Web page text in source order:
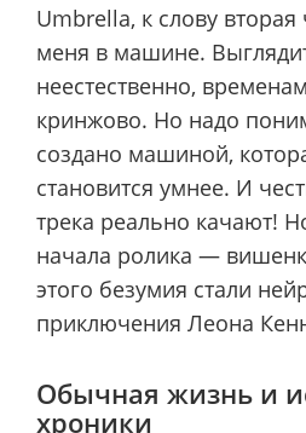
Umbrella, к слову вторая
меня в машине.
неестественно,
кринжово. Но надо
создано машиной,
становится умнее. И
трека реально качают!
начала ролика —
этого безумия стали
приключения Леона
Обычная жизнь и
хроники